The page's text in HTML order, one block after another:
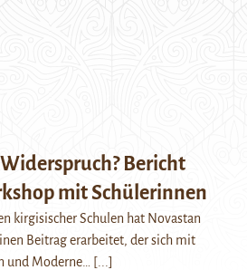
Bericht
mit Schülerinnen
kirgisischer Schulen hat Novastan
Beitrag erarbeitet, der sich mit
und Moderne…
[...]